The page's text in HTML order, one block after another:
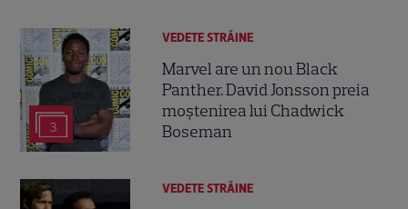
3
VEDETE STRĂINE
Marvel are un nou Black
Panther. David Jonsson preia
moștenirea lui Chadwick
Boseman
VEDETE STRĂINE